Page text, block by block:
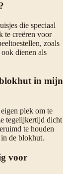
die speciaal
te creëren voor
zoals
dienen als
in mijn
plek om te
tegelijkertijd dicht
te houden
in de blokhut.
voor